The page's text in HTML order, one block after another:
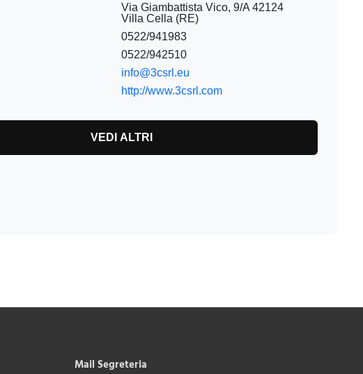
Via Giambattista Vico, 9/A 42124
Villa Cella (RE)
0522/941983
0522/942510
info@3csrl.eu
http://www.3csrl.com
VEDI ALTRI
Mail Segreteria